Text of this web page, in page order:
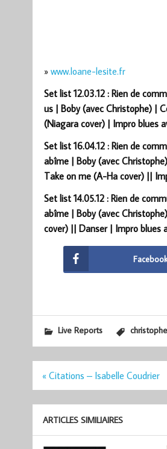
» www.loane-lesite.fr
Set list 12.03.12 : Rien de
us | Boby (avec Christophe) |
(Niagara cover) | Impro blues
Set list 16.04.12 : Rien de
abîme | Boby (avec
Take on me (A-Ha cover) ||
Set list 14.05.12 : Rien de
abîme | Boby (avec
cover) || Danser | Impro blues
Facebook
Live Reports christophe
Navigation
l’article
« Citations – Isabelle Coudrier
ARTICLES SIMILIAIRES